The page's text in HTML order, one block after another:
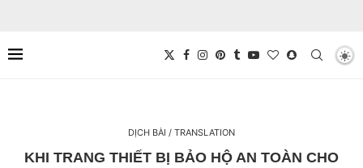
DỊCH BÀI / TRANSLATION
KHI TRANG THIẾT BỊ BẢO HỘ AN TOÀN CHO